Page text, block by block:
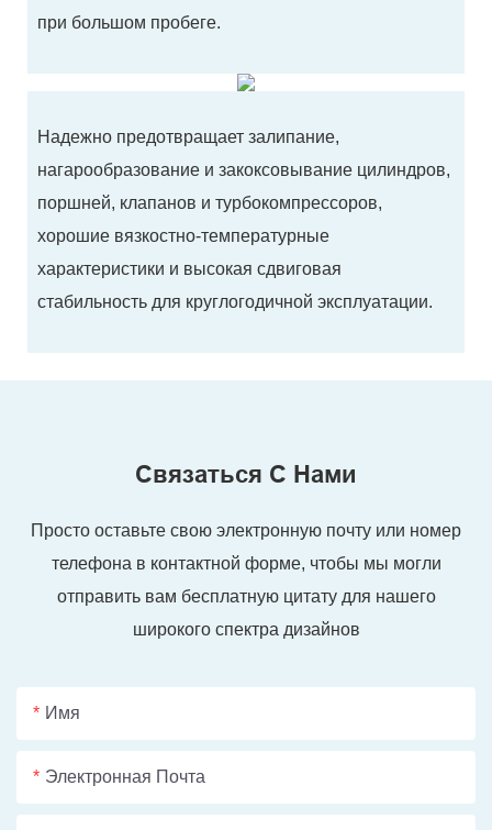
при большом пробеге.
Надежно предотвращает залипание,
нагарообразование и закоксовывание цилиндров,
поршней, клапанов и турбокомпрессоров,
хорошие вязкостно-температурные
характеристики и высокая сдвиговая
стабильность для круглогодичной эксплуатации.
Связаться С Нами
Просто оставьте свою электронную почту или номер
телефона в контактной форме, чтобы мы могли
отправить вам бесплатную цитату для нашего
широкого спектра дизайнов
Имя
Электронная Почта